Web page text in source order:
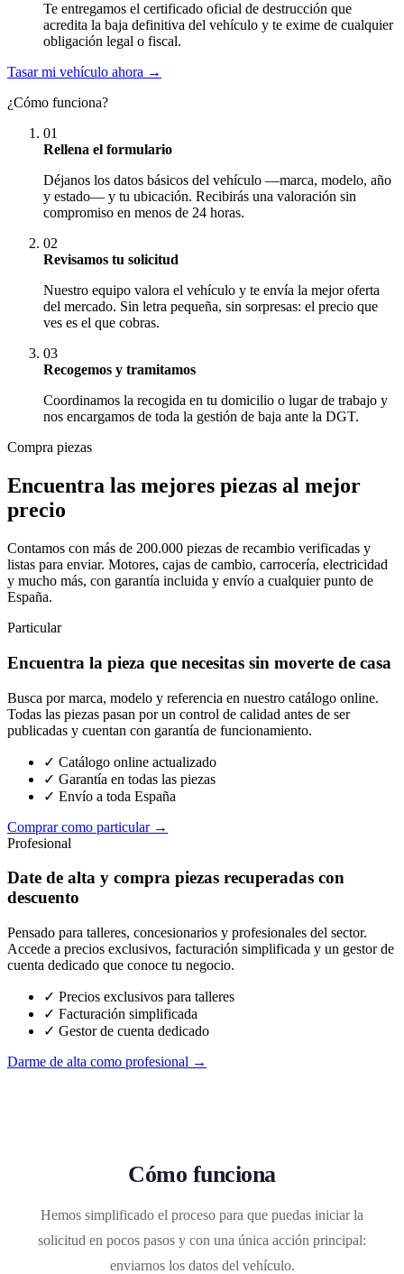
Te entregamos el certificado oficial de destrucción que
acredita la baja definitiva del vehículo y te exime de cualquier
obligación legal o fiscal.
Tasar mi vehículo ahora →
¿Cómo funciona?
01
Rellena el formulario
Déjanos los datos básicos del vehículo —marca, modelo, año
y estado— y tu ubicación. Recibirás una valoración sin
compromiso en menos de 24 horas.
02
Revisamos tu solicitud
Nuestro equipo valora el vehículo y te envía la mejor oferta
del mercado. Sin letra pequeña, sin sorpresas: el precio que
ves es el que cobras.
03
Recogemos y tramitamos
Coordinamos la recogida en tu domicilio o lugar de trabajo y
nos encargamos de toda la gestión de baja ante la DGT.
Compra piezas
Encuentra las mejores piezas al mejor
precio
Contamos con más de 200.000 piezas de recambio verificadas y
listas para enviar. Motores, cajas de cambio, carrocería, electricidad
y mucho más, con garantía incluida y envío a cualquier punto de
España.
Particular
Encuentra la pieza que necesitas sin moverte de casa
Busca por marca, modelo y referencia en nuestro catálogo online.
Todas las piezas pasan por un control de calidad antes de ser
publicadas y cuentan con garantía de funcionamiento.
✓ Catálogo online actualizado
✓ Garantía en todas las piezas
✓ Envío a toda España
Comprar como particular →
Profesional
Date de alta y compra piezas recuperadas con
descuento
Pensado para talleres, concesionarios y profesionales del sector.
Accede a precios exclusivos, facturación simplificada y un gestor de
cuenta dedicado que conoce tu negocio.
✓ Precios exclusivos para talleres
✓ Facturación simplificada
✓ Gestor de cuenta dedicado
Darme de alta como profesional →
Cómo funciona
Hemos simplificado el proceso para que puedas iniciar la
solicitud en pocos pasos y con una única acción principal:
enviarnos los datos del vehículo.